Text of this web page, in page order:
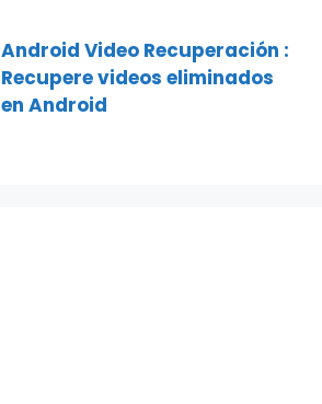
Android Video Recuperación :
Recupere videos eliminados
en Android